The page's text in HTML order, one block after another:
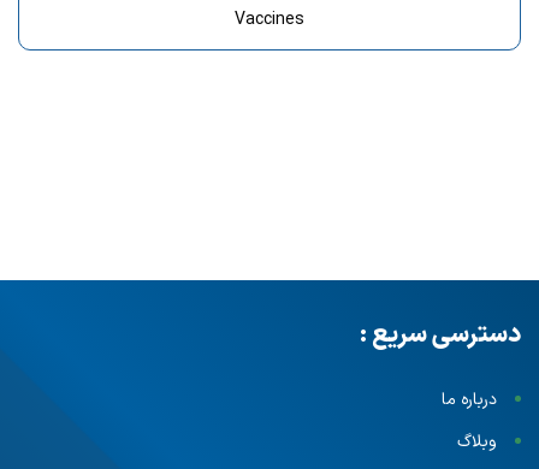
Vaccines
دسترسی سریع :
درباره ما
وبلاگ